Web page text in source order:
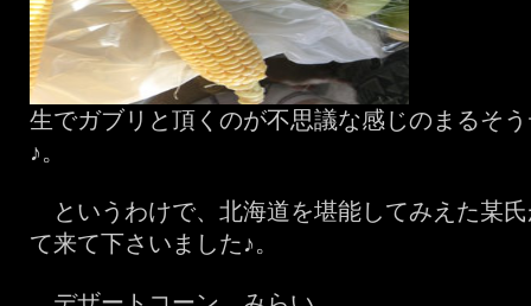
生でガブリと頂くのが不思議な感じのまるそ
♪。
というわけで、北海道を堪能してみえた某
て来て下さいました♪。